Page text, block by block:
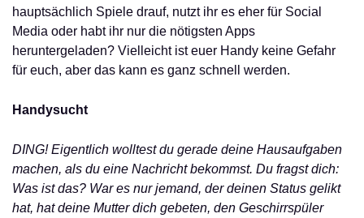
hauptsächlich Spiele drauf, nutzt ihr es eher für Social
Media oder habt ihr nur die nötigsten Apps
heruntergeladen? Vielleicht ist euer Handy keine Gefahr
für euch, aber das kann es ganz schnell werden.
Handysucht
DING! Eigentlich wolltest du gerade deine Hausaufgaben
machen, als du eine Nachricht bekommst. Du fragst dich:
Was ist das? War es nur jemand, der deinen Status gelikt
hat, hat deine Mutter dich gebeten, den Geschirrspüler